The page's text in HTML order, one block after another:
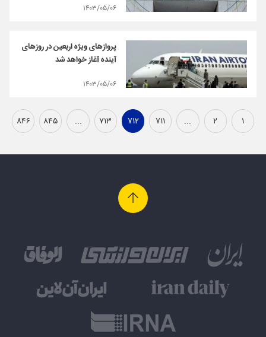
۱۴۰۳/۰۵/۰۶
پروازهای ویژه اربعین در روزهای
آینده آغاز خواهد شد
۱۴۰۳/۰۵/۰۶
۱ ۲ ... ۷۱۱ ۷۱۲ ۷۱۳ ... ۸۴۵ ۸۴۶